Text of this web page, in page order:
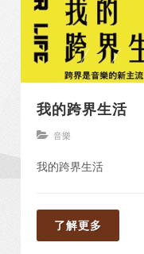
我的跨界生活
音樂
我的跨界生活
了解更多